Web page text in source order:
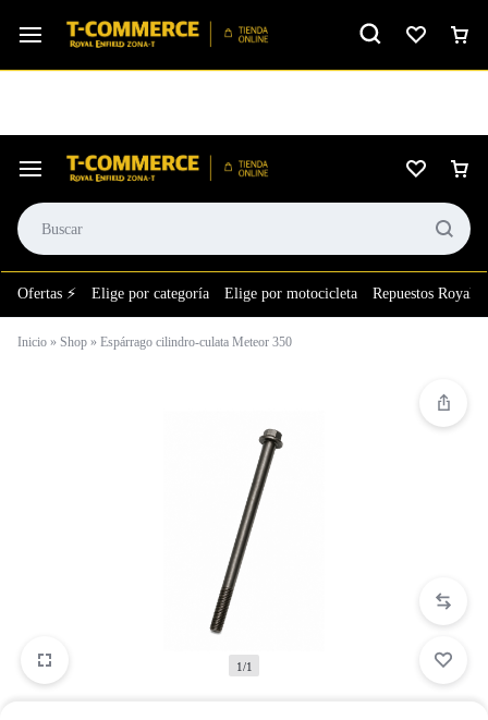
⚙️El taller más grande de LATAM en tu bolsillo. Ver calificación
Ofertas ⚡ Elige por categoría Elige por motocicleta Repuestos Royal
Inicio » Shop » Espárrago cilindro-culata Meteor 350
1/1